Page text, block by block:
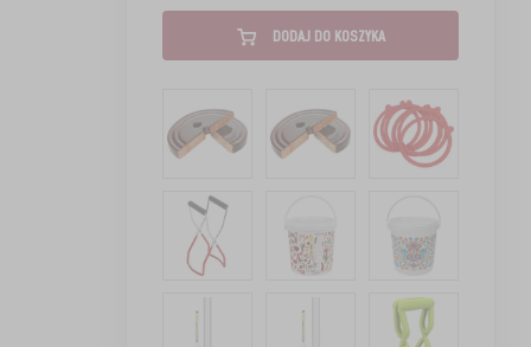
DODAJ DO KOSZYKA